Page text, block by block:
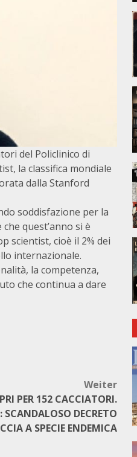
del Policlinico di
la classifica mondiale
dalla Stanford
soddisfazione per la
quest’anno si è
scientist, cioè il 2% dei
internazionale.
la competenza,
che continua a dare
Weiter
PER 152 CACCIATORI.
DECRETO
A SPECIE ENDEMICA